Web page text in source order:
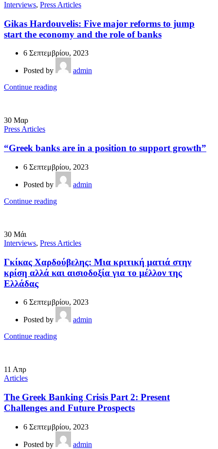
Interviews, Press Articles
Gikas Hardouvelis: Five major reforms to jump
start the economy and the role of banks
6 Σεπτεμβρίου, 2023
Posted by
admin
Continue reading
30 Μαρ
Press Articles
“Greek banks are in a position to support growth”
6 Σεπτεμβρίου, 2023
Posted by
admin
Continue reading
30 Μάι
Interviews, Press Articles
Γκίκας Χαρδούβελης: Μια κριτική ματιά στην
κρίση αλλά και αισιοδοξία για το μέλλον της
Ελλάδας
6 Σεπτεμβρίου, 2023
Posted by
admin
Continue reading
11 Απρ
Articles
The Greek Banking Crisis Part 2: Present
Challenges and Future Prospects
6 Σεπτεμβρίου, 2023
Posted by
admin